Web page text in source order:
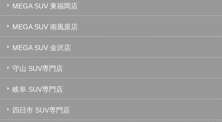
MEGA SUV 東福岡店
MEGA SUV 南風原店
MEGA SUV 金沢店
守山 SUV専門店
岐阜 SUV専門店
四日市 SUV専門店